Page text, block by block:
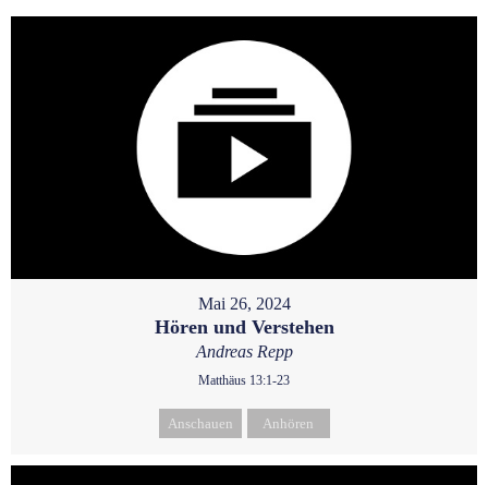
Mai 26, 2024
Hören und Verstehen
Andreas Repp
Matthäus 13:1-23
Anschauen Anhören